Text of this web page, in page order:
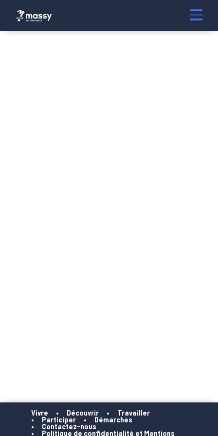
Vivre Découvrir
Travailler
Participer
Démarches
Contactez-nous
Politique de confidentialité et Mentions